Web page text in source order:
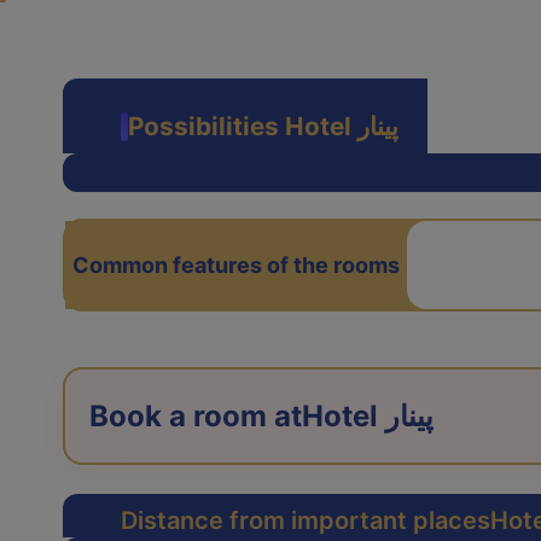
Possibilities Hotel پینار
Common features of the rooms
Book a room at Hotel پینار
Distance from important places